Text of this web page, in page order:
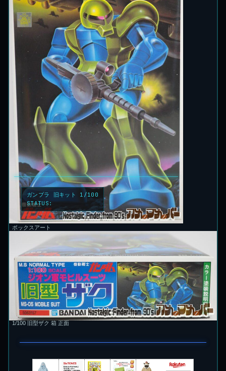
ガンプラ 旧キット 1/100
STATUS:LOCKED
ボックスアート
1/100 旧型ザク 箱 正面